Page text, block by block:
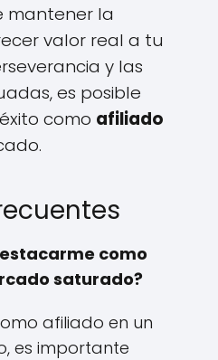
mantener la
valor real a tu
y las
es posible
como afiliado
como
saturado?
afiliado en un
es importante